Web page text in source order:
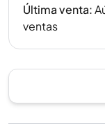
Última venta:
ventas